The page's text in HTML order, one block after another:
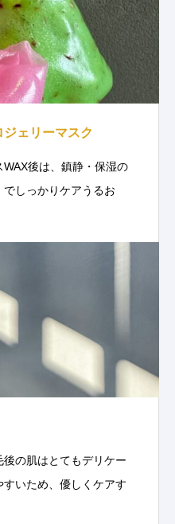
ェリーマスク
後は、鎮静・保湿の
でしっかりケアうるお
の肌はとてもデリケー
すいため、優しくケアす